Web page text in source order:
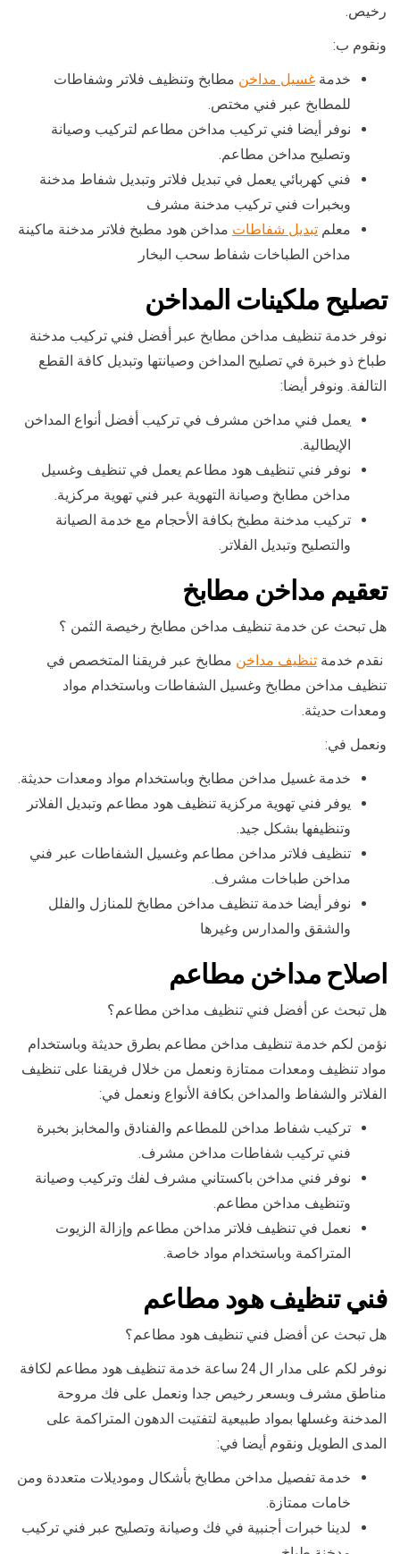
رخيص.
ونقوم ب:
خدمة غسيل مداخن مطابخ وتنظيف فلاتر وشفاطات
للمطابخ عبر فني مختص.
نوفر أيضا فني تركيب مداخن مطاعم لتركيب وصيانة
وتصليح مداخن مطاعم.
فني كهربائي يعمل في تبديل فلاتر وتبديل شفاط مدخنة
وبخبرات فني تركيب مدخنة مشرف
معلم تبديل شفاطات مداخن هود مطبخ فلاتر مدخنة ماكينة
مداخن الطباخات شفاط سحب البخار
تصليح ملكينات المداخن
نوفر خدمة تنظيف مداخن مطابخ عبر أفضل فني تركيب مدخنة
طباخ ذو خبرة في تصليح المداخن وصيانتها وتبديل كافة القطع
التالفة. ونوفر أيضا:
يعمل فني مداخن مشرف في تركيب أفضل أنواع المداخن
الإيطالية.
نوفر فني تنظيف هود مطاعم يعمل في تنظيف وغسيل
مداخن مطابخ وصيانة التهوية عبر فني تهوية مركزية.
تركيب مدخنة مطبخ بكافة الأحجام مع خدمة الصيانة
والتصليح وتبديل الفلاتر.
تعقيم مداخن مطابخ
هل تبحث عن خدمة تنظيف مداخن مطابخ رخيصة الثمن ؟
نقدم خدمة تنظيف مداخن مطابخ عبر فريقنا المتخصص في
تنظيف مداخن مطابخ وغسيل الشفاطات وباستخدام مواد
ومعدات حديثة.
ونعمل في:
خدمة غسيل مداخن مطابخ وباستخدام مواد ومعدات حديثة.
يوفر فني تهوية مركزية تنظيف هود مطاعم وتبديل الفلاتر
وتنظيفها بشكل جيد.
تنظيف فلاتر مداخن مطاعم وغسيل الشفاطات عبر فني
مداخن طباخات مشرف.
نوفر أيضا خدمة تنظيف مداخن مطابخ للمنازل والفلل
والشقق والمدارس وغيرها
اصلاح مداخن مطاعم
هل تبحث عن أفضل فني تنظيف مداخن مطاعم؟
نؤمن لكم خدمة تنظيف مداخن مطاعم بطرق حديثة وباستخدام
مواد تنظيف ومعدات ممتازة ونعمل من خلال فريقنا على تنظيف
الفلاتر والشفاط والمداخن بكافة الأنواع ونعمل في:
تركيب شفاط مداخن للمطاعم والفنادق والمخابز بخبرة
فني تركيب شفاطات مداخن مشرف.
نوفر فني مداخن باكستاني مشرف لفك وتركيب وصيانة
وتنظيف مداخن مطاعم.
نعمل في تنظيف فلاتر مداخن مطاعم وإزالة الزيوت
المتراكمة وباستخدام مواد خاصة.
فني تنظيف هود مطاعم
هل تبحث عن أفضل فني تنظيف هود مطاعم؟
نوفر لكم على مدار ال 24 ساعة خدمة تنظيف هود مطاعم لكافة
مناطق مشرف وبسعر رخيص جدا ونعمل على فك مروحة
المدخنة وغسلها بمواد طبيعية لتفتيت الدهون المتراكمة على
المدى الطويل ونقوم أيضا في:
خدمة تفصيل مداخن مطابخ بأشكال وموديلات متعددة ومن
خامات ممتازة.
لدينا خبرات أجنبية في فك وصيانة وتصليح عبر فني تركيب